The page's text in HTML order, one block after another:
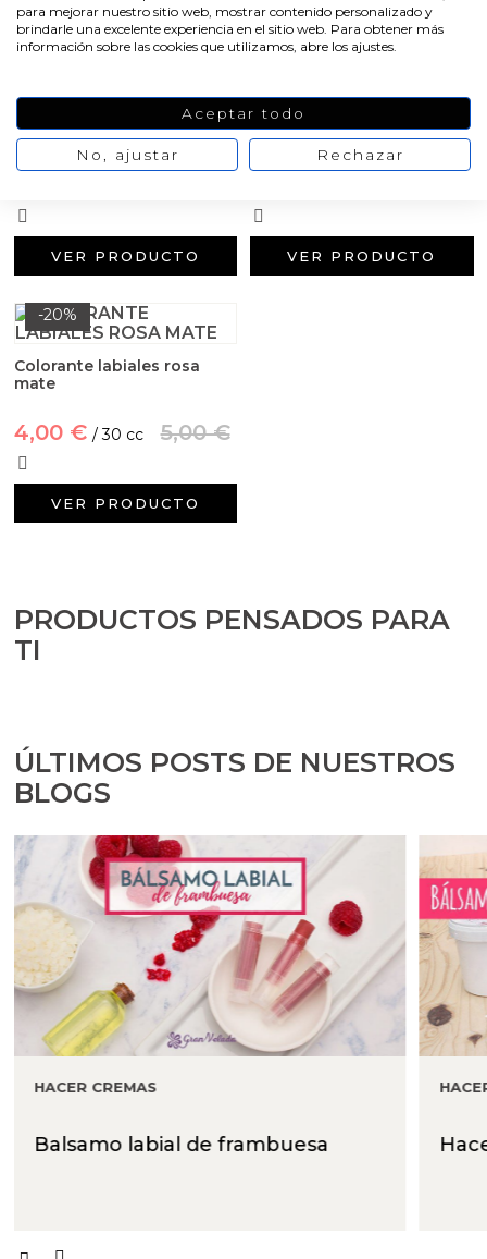
-20%
Colorante labiales rosa
brillo oro
VER PRODUCTO
-20%
Colorante labiales rosa
purpurina
VER PRODUCTO
-20%
Colorante labiales rosa
mate
4,00 € / 30 cc 5,00 €
VER PRODUCTO
PRODUCTOS PENSADOS PARA
TI
ÚLTIMOS POSTS DE NUESTROS
BLOGS
HACER CREMAS
Balsamo labial de frambuesa
Aditivos para jabón y Cosmética
Libros y revistas diy
Conchas, caracolas y estrellas de mar
Materiales para detalles hechos a mano
Huerto ecologico
Cosmética coreana K-Beauty
Arenas de colores
Aceites y Mantecas
para mejorar nuestro sitio web, mostrar contenido personalizado y
brindarle una excelente experiencia en el sitio web. Para obtener más
información sobre las cookies que utilizamos, abre los ajustes.
Aceptar todo
No, ajustar Rechazar